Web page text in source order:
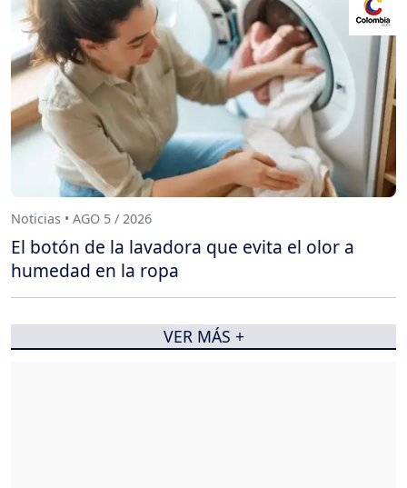
Noticias • AGO 5 / 2026
El botón de la lavadora que evita el olor a
humedad en la ropa
VER MÁS +